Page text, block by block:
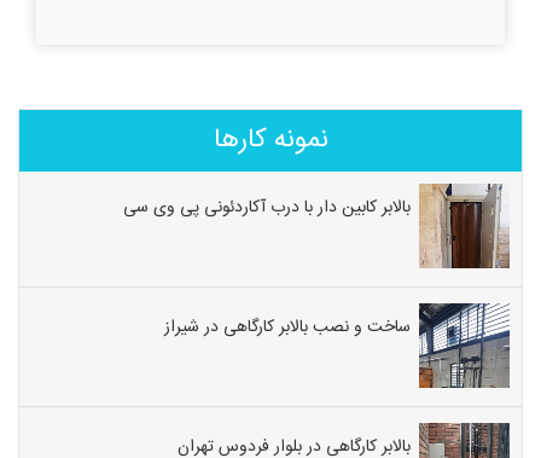
نمونه کارها
بالابر کابین دار با درب آکاردئونی پی وی سی
ساخت و نصب بالابر کارگاهی در شیراز
بالابر کارگاهی در بلوار فردوس تهران